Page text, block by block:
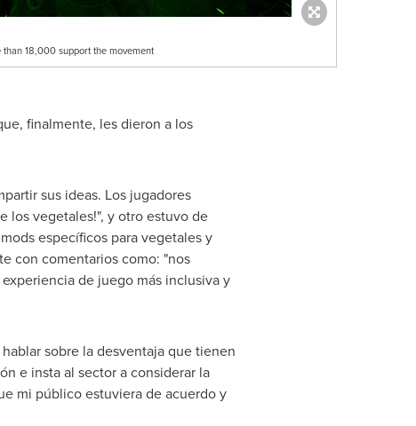
18,000 support the movement
finalmente, les dieron a los
sus ideas. Los jugadores
los vegetales!", y otro estuvo de
específicos para vegetales y
con comentarios como: "nos
de juego más inclusiva y
sobre la desventaja que tienen
e insta al sector a considerar la
mi público estuviera de acuerdo y